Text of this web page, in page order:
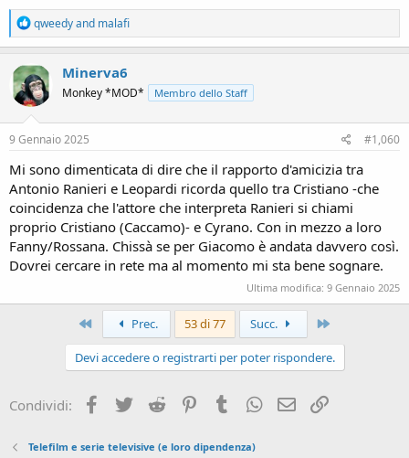
R
e
a
c
t
i
o
n
s
qweedyand malafi
Minerva6
Monkey *MOD* Membro dello Staff
9 Gennaio 2025 #1,060
Mi sono dimenticata di dire che il rapporto d'amicizia tra
Antonio Ranieri e Leopardi ricorda quello tra Cristiano -che
coincidenza che l'attore che interpreta Ranieri si chiami
proprio Cristiano (Caccamo)- e Cyrano. Con in mezzo a loro
Fanny/Rossana. Chissà se per Giacomo è andata davvero così.
Dovrei cercare in rete ma al momento mi sta bene sognare.
Ultima modifica: 9 Gennaio 2025
Primo Prec. 53 di 77 Succ.
Devi accedere o registrarti per poter rispondere.
Condividi: Facebook
Twitter Reddit PinterestTumblrWhatsApp
e-mail
Telefilm e serie televisive (e loro dipendenza)